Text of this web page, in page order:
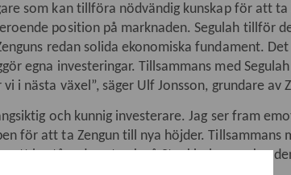
som kan tillföra nödvändig kunskap för att ta
position på marknaden. Segulah tillför
redan solida ekonomiska fundament.
egna investeringar. Tillsammans med
i nästa växel”, säger Ulf Jonsson, grundare av
och kunnig investerare. Jag ser fram
för att ta Zengun till nya höjder. Tillsammans
ett bestående avtryck på